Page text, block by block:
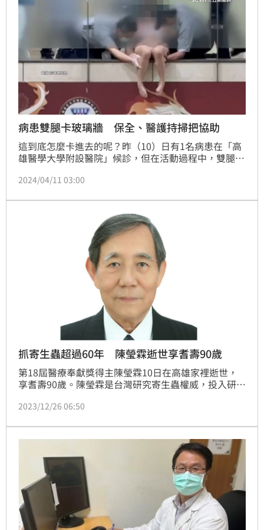
病患雙腿卡玻璃牆 保全、醫護持掃把協助
這到底怎麼卡進去的呢？昨（10）日有1名病患在「高
雄醫學大學附設醫院」候診，但在活動過程中，雙腿卻
實在卡得很緊，大批的醫護和保全緊急加入幫忙，還有
之力，才終於幫助病患脫困！院方表示，會再加強安全
2024/04/11 03:00
抓寄生蟲超過60年 陳瑩霖逝世享耆壽90歲
第18屆醫療奉獻獎得主陳瑩霖10日在高雄家裡逝世，
享耆壽90歲。陳瑩霖是台灣研究寄生蟲權威，投入研究
醫，但對台灣醫學貢獻良多。
2023/12/26 06:50